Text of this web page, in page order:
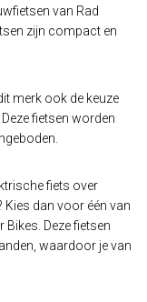
van Rad
zijn compact en
merk ook de keuze
fietsen worden
fiets over
dan voor één van
Deze fietsen
waardoor je van